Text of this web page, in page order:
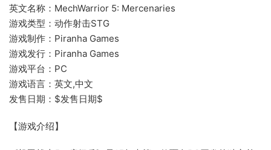
英文名称：MechWarrior 5: Mercenaries
游戏类型：动作射击STG
游戏制作：Piranha Games
游戏发行：Piranha Games
游戏平台：PC
游戏语言：英文,中文
发售日期：$发售日期$
【游戏介绍】